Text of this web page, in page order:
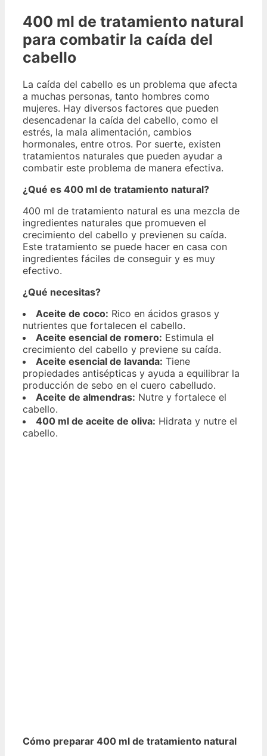
400 ml de tratamiento natural
para combatir la caída del
cabello
La caída del cabello es un problema que afecta
a muchas personas, tanto hombres como
mujeres. Hay diversos factores que pueden
desencadenar la caída del cabello, como el
estrés, la mala alimentación, cambios
hormonales, entre otros. Por suerte, existen
tratamientos naturales que pueden ayudar a
combatir este problema de manera efectiva.
¿Qué es 400 ml de tratamiento natural?
400 ml de tratamiento natural es una mezcla de
ingredientes naturales que promueven el
crecimiento del cabello y previenen su caída.
Este tratamiento se puede hacer en casa con
ingredientes fáciles de conseguir y es muy
efectivo.
¿Qué necesitas?
Aceite de coco: Rico en ácidos grasos y
nutrientes que fortalecen el cabello.
Aceite esencial de romero: Estimula el
crecimiento del cabello y previene su caída.
Aceite esencial de lavanda: Tiene
propiedades antisépticas y ayuda a equilibrar la
producción de sebo en el cuero cabelludo.
Aceite de almendras: Nutre y fortalece el
cabello.
400 ml de aceite de oliva: Hidrata y nutre el
cabello.
Cómo preparar 400 ml de tratamiento natural